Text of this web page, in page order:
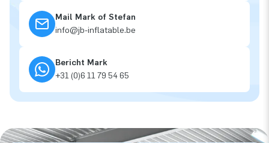
Mail Mark of Stefan
info@jb-inflatable.be
Bericht Mark
+31 (0)6 11 79 54 65